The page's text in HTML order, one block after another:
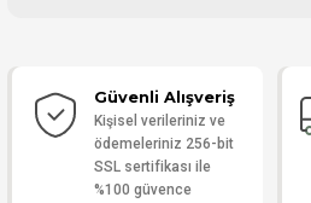
Yorum Yaz
Güvenli Alışveriş
Kişisel verileriniz ve
ödemeleriniz 256-bit
SSL sertifikası ile
%100 güvence